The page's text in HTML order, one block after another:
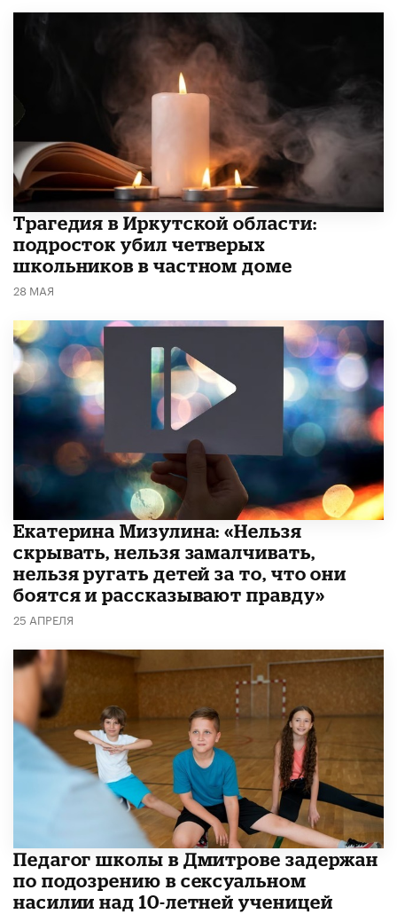
Трагедия в Иркутской области:
подросток убил четверых
школьников в частном доме
28 МАЯ
Екатерина Мизулина: «Нельзя
скрывать, нельзя замалчивать,
нельзя ругать детей за то, что они
боятся и рассказывают правду»
25 АПРЕЛЯ
Педагог школы в Дмитрове задержан
по подозрению в сексуальном
насилии над 10-летней ученицей